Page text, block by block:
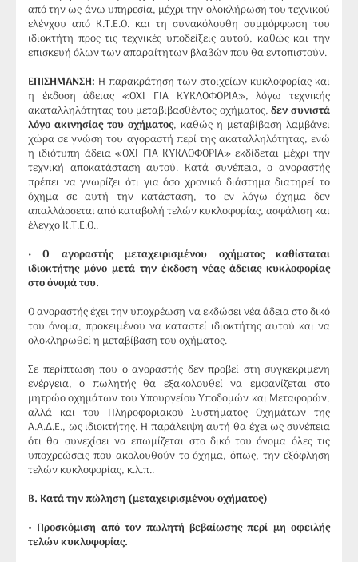
από την ως άνω υπηρεσία, μέχρι την ολοκλήρωση του τεχνικού
ελέγχου από Κ.Τ.Ε.Ο. και τη συνακόλουθη συμμόρφωση του
ιδιοκτήτη προς τις τεχνικές υποδείξεις αυτού, καθώς και την
επισκευή όλων των απαραίτητων βλαβών που θα εντοπιστούν.
ΕΠΙΣΗΜΑΝΣΗ: Η παρακράτηση των στοιχείων κυκλοφορίας και
η έκδοση άδειας «ΟΧΙ ΓΙΑ ΚΥΚΛΟΦΟΡΙΑ», λόγω τεχνικής
ακαταλληλότητας του μεταβιβασθέντος οχήματος,δεν συνιστά
λόγο ακινησίας του οχήματος, καθώς η μεταβίβαση λαμβάνει
χώρα σε γνώση του αγοραστή περί της ακαταλληλότητας, ενώ
η ιδιότυπη άδεια «ΟΧΙ ΓΙΑ ΚΥΚΛΟΦΟΡΙΑ» εκδίδεται μέχρι την
τεχνική αποκατάσταση αυτού. Κατά συνέπεια, ο αγοραστής
πρέπει να γνωρίζει ότι για όσο χρονικό διάστημα διατηρεί το
όχημα σε αυτή την κατάσταση, το εν λόγω όχημα δεν
απαλλάσσεται από καταβολή τελών κυκλοφορίας, ασφάλιση και
έλεγχο Κ.Τ.Ε.Ο..
•Ο αγοραστής μεταχειρισμένου οχήματος καθίσταται
ιδιοκτήτης μόνο μετά την έκδοση νέας άδειας κυκλοφορίας
στο όνομά του.
Ο αγοραστής έχει την υποχρέωση να εκδώσει νέα άδεια στο δικό
του όνομα, προκειμένου να καταστεί ιδιοκτήτης αυτού και να
ολοκληρωθεί η μεταβίβαση του οχήματος.
Σε περίπτωση που ο αγοραστής δεν προβεί στη συγκεκριμένη
ενέργεια, ο πωλητής θα εξακολουθεί να εμφανίζεται στο
μητρώο οχημάτων του Υπουργείου Υποδομών και Μεταφορών,
αλλά και του Πληροφοριακού Συστήματος Οχημάτων της
Α.Α.Δ.Ε., ως ιδιοκτήτης. Η παράλειψη αυτή θα έχει ως συνέπεια
ότι θα συνεχίσει να επωμίζεται στο δικό του όνομα όλες τις
υποχρεώσεις που ακολουθούν το όχημα, όπως, την εξόφληση
τελών κυκλοφορίας, κ.λ.π..
Β. Κατά την πώληση (μεταχειρισμένου οχήματος)
• Προσκόμιση από τον πωλητή βεβαίωσης περί μη οφειλής
τελών κυκλοφορίας.